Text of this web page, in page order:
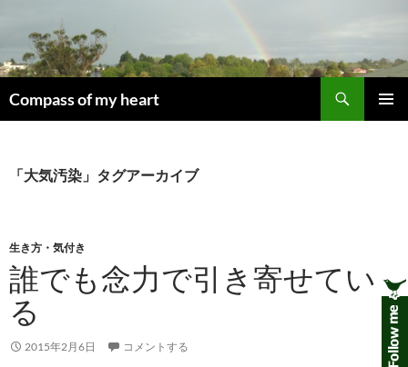
ン
ツ
へ
Compass of my heart
索
「大気汚染」タグアーカイブ
生き方・気付き
誰でも念力で引き寄せてい
る
2015年2月6日 コメントする